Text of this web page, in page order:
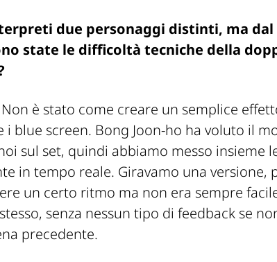
due personaggi distinti, ma dal
state le difficoltà tecniche della
Non è stato come creare un semplice
i blue screen. Bong Joon-ho ha voluto il
sul set, quindi abbiamo messo insieme
in tempo reale. Giravamo una versione,
un certo ritmo ma non era sempre
senza nessun tipo di feedback se
precedente.